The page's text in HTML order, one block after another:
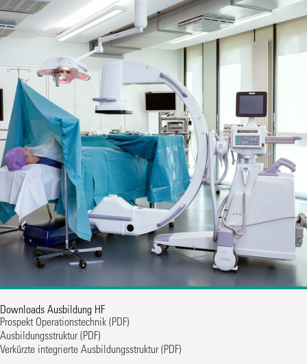
Downloads Ausbildung HF
Prospekt Operationstechnik (PDF)
Ausbildungsstruktur (PDF)
Verkürzte integrierte Ausbildungsstruktur (PDF)